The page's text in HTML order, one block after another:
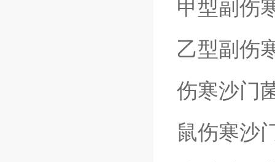
甲型副伤
乙型副伤
伤寒沙门
鼠伤寒沙